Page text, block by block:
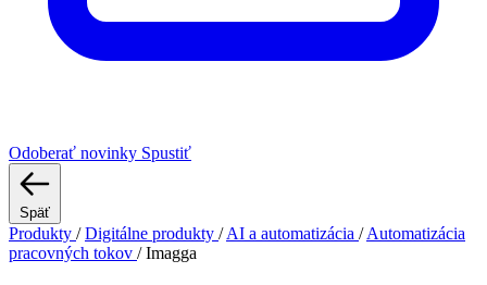
Odoberať novinky Spustiť
Späť
Produkty / Digitálne produkty / AI a automatizácia / Automatizácia
pracovných tokov / Imagga